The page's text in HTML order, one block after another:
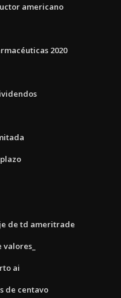
americano
2020
de td ameritrade
ai
de centavo